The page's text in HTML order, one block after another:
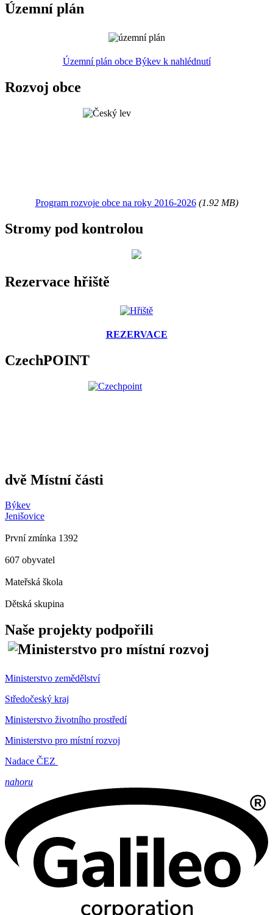
Územní plán
Územní plán obce Býkev k nahlédnutí
Rozvoj obce
Program rozvoje obce na roky 2016-2026(1.92 MB)
Stromy pod kontrolou
Rezervace hřiště
REZERVACE
CzechPOINT
dvě Místní části
Býkev
Jenišovice
První zmínka 1392
607 obyvatel
Mateřská škola
Dětská skupina
Naše projekty podpořili
Ministerstvo zemědělství
Středočeský kraj
Ministerstvo životního prostředí
Ministerstvo pro místní rozvoj
Nadace ČEZ
nahoru